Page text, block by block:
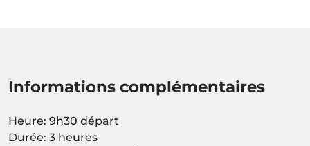
Informations complémentaires
Heure: 9h30 départ
Durée: 3 heures